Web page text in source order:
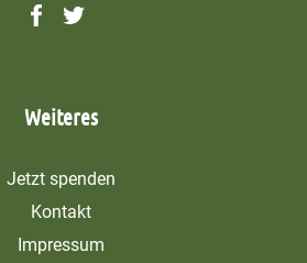
Weiteres
Jetzt spenden
Kontakt
Impressum